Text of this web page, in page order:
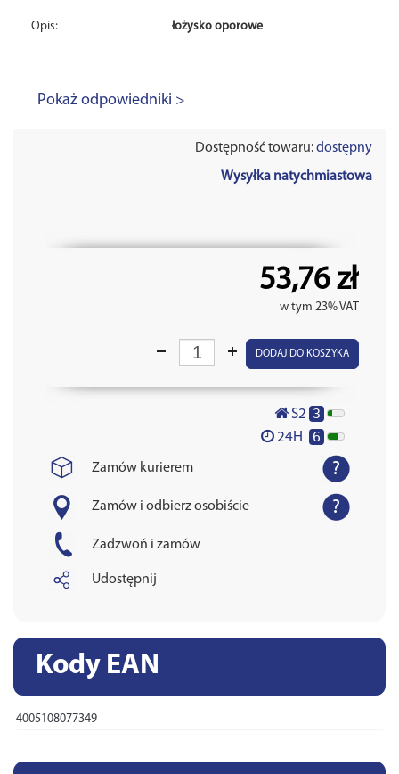
Opis: łożysko oporowe
Pokaż odpowiedniki >
Dostępność towaru:dostępny
Wysyłka natychmiastowa
53,76 zł
w tym 23% VAT
DODAJ DO KOSZYKA
S2 3
24H 6
Zamów kurierem
Zamów i odbierz osobiście
Zadzwoń i zamów
Udostępnij
Kody EAN
4005108077349